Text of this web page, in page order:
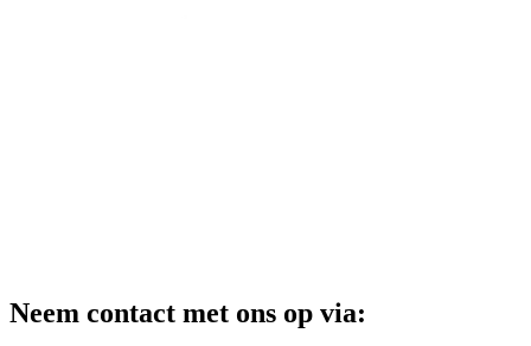
Neem contact met ons op via: